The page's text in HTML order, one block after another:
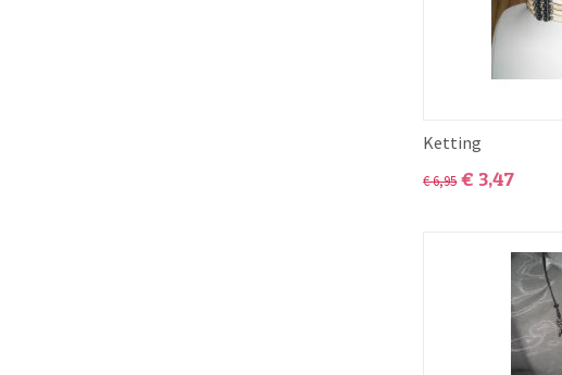
Ketting
€6,95 € 3,47